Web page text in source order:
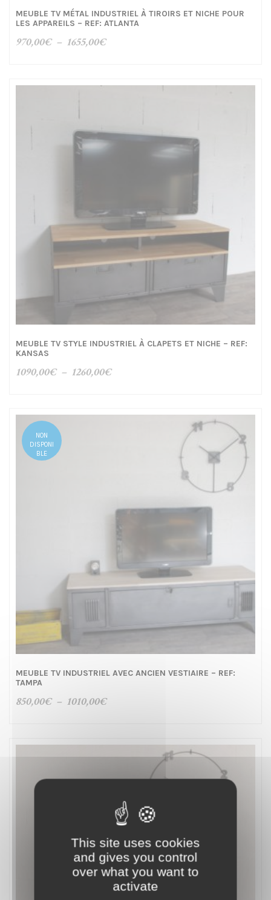
MEUBLE TV MÉTAL INDUSTRIEL À TIROIRS ET NICHE POUR
LES APPAREILS – REF: ATLANTA
970,00€ – 1655,00€Plage
970,00€
MEUBLE TV STYLE INDUSTRIEL À CLAPETS ET NICHE – REF:
KANSAS
1090,00€ – 1260,00€Plage
1090,00€
NON
DISPONI
BLE
MEUBLE TV INDUSTRIEL AVEC ANCIEN VESTIAIRE – REF:
TAMPA
850,00€ – 1010,00€Plage
850,00€
à
1010,00€
This site uses cookies
and gives you control
over what you want to
activate